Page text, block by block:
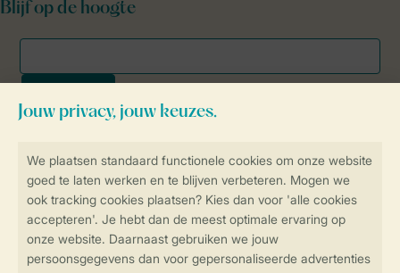
Veilig en snel online boeken
SSL certificaat
Veilige gegevensoverdracht
Blijf op de hoogte